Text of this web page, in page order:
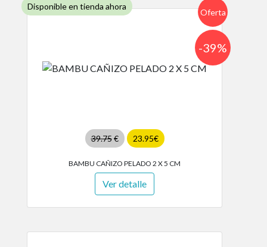
Disponible en tienda ahora
Oferta
39.75€ 23.95€
-39%
BAMBU CAÑIZO PELADO 2 X 5 CM
Ver detalle